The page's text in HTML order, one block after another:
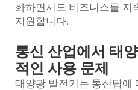
화하면서도 비즈니스를 지
지원합니다.
통신 산업에서 태
적인 사용 문제
태양광 발전기는 통신탑에